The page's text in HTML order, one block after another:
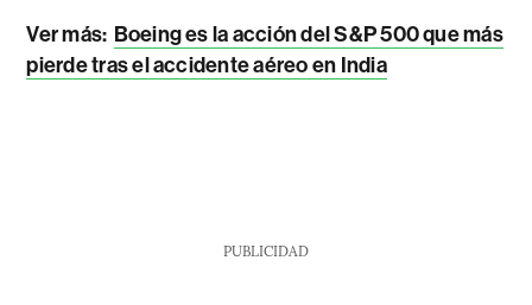
Ver más: Boeing es la acción del S&P 500 que más
pierde tras el accidente aéreo en India
PUBLICIDAD